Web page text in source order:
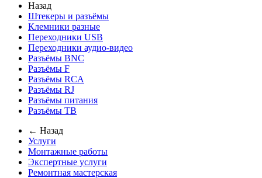
Назад
Штекеры и разъёмы
Клемники разные
Переходники USB
Переходники аудио-видео
Разъёмы BNC
Разъёмы F
Разъёмы RCA
Разъёмы RJ
Разъёмы питания
Разъёмы ТВ
← Назад
Услуги
Монтажные работы
Экспертные услуги
Ремонтная мастерская